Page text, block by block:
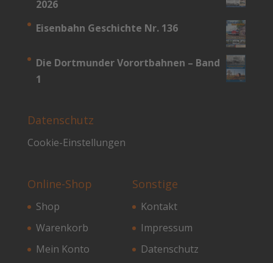
2026
Eisenbahn Geschichte Nr. 136
Die Dortmunder Vorortbahnen – Band
1
Datenschutz
Cookie-Einstellungen
Online-Shop
Shop
Warenkorb
Mein Konto
Sonstige
Kontakt
Impressum
Datenschutz